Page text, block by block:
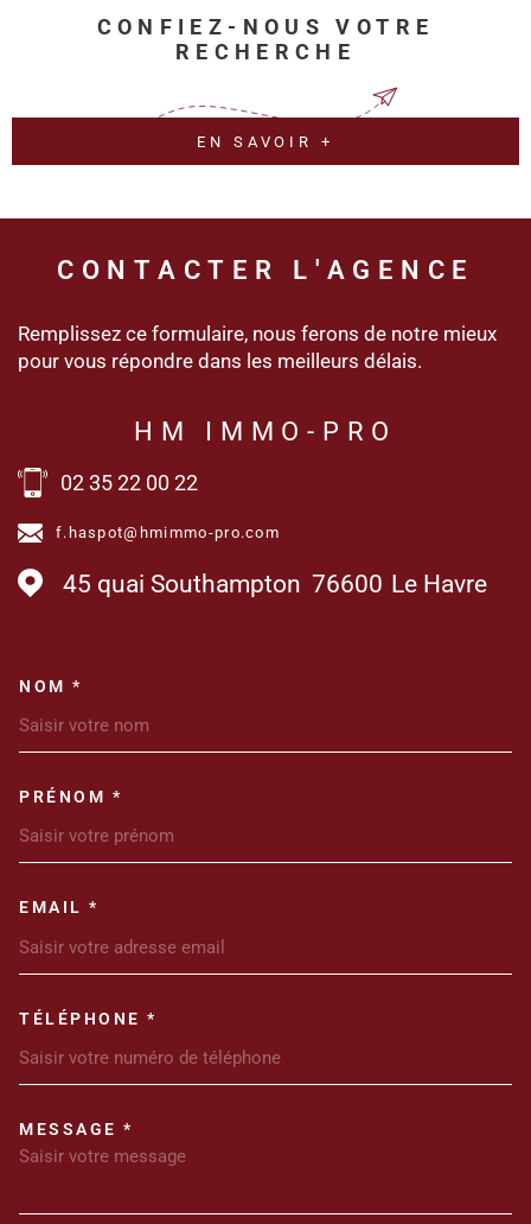
CONFIEZ-NOUS VOTRE
RECHERCHE
EN SAVOIR +
CONTACTER L'AGENCE
Remplissez ce formulaire, nous ferons de notre mieux
pour vous répondre dans les meilleurs délais.
HM IMMO-PRO
02 35 22 00 22
f.haspot@hmimmo-pro.com
45 quai Southampton 76600 Le Havre
NOM *
PRÉNOM *
EMAIL *
TÉLÉPHONE *
TRAD_MELTEM_VOREDEMANDE
MESSAGE *